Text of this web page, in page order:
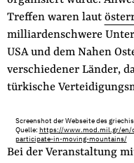
Treffen waren laut
milliardenschwere
USA und dem Nahen
verschiedener Länder,
türkische
Screenshot der Webseite des
Quelle: https://www.mod.mil.gr/en/
participate-in-moving-mountains/
Bei der Veranstaltung